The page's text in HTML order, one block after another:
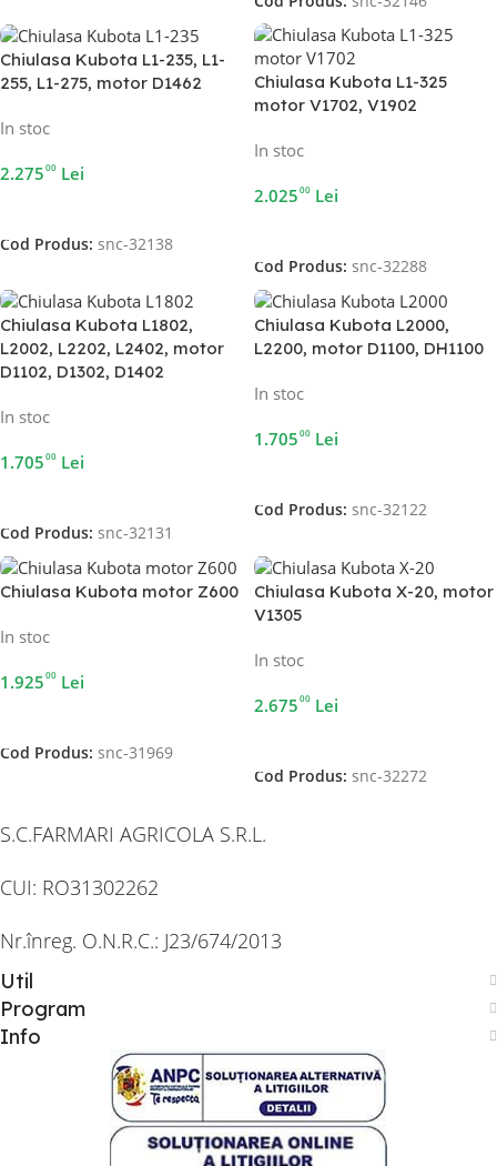
Chiulasa Kubota L1-235, L1-
255, L1-275, motor D1462
In stoc
2.27500 Lei
Cod Produs: snc-32138
Chiulasa Kubota L1-325
motor V1702, V1902
In stoc
2.02500 Lei
Cod Produs: snc-32288
Chiulasa Kubota L1802,
L2002, L2202, L2402, motor
D1102, D1302, D1402
In stoc
1.70500 Lei
Cod Produs: snc-32131
Chiulasa Kubota L2000,
L2200, motor D1100, DH1100
In stoc
1.70500 Lei
Cod Produs: snc-32122
Chiulasa Kubota motor Z600
In stoc
1.92500 Lei
Cod Produs: snc-31969
Chiulasa Kubota X-20, motor
V1305
In stoc
2.67500 Lei
Cod Produs: snc-32272
S.C.FARMARI AGRICOLA S.R.L.
CUI: RO31302262
Nr.înreg. O.N.R.C.: J23/674/2013
Util
Program
Info